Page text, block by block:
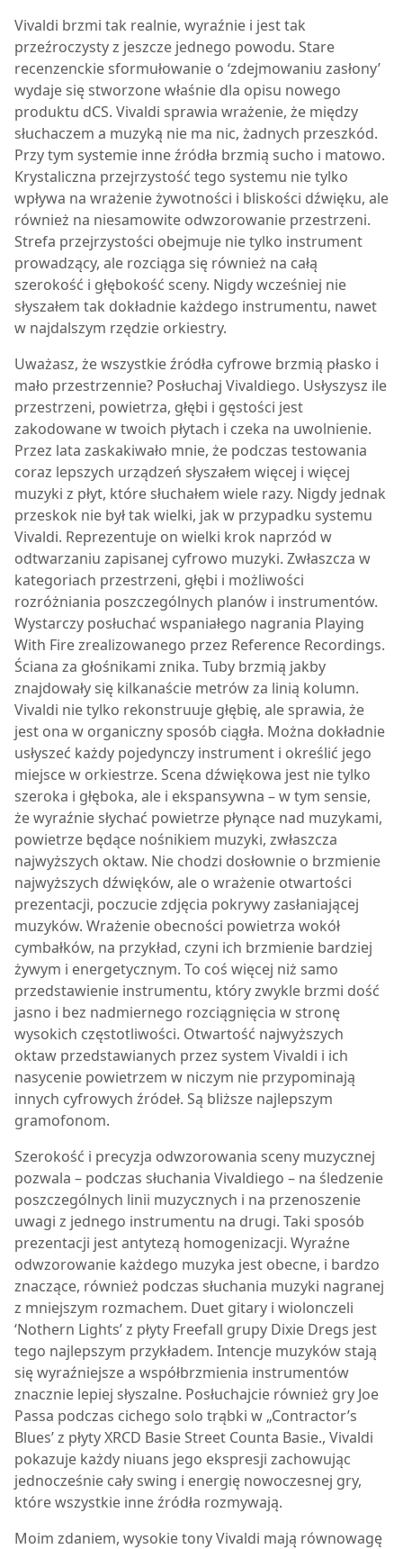
Vivaldi brzmi tak realnie, wyraźnie i jest tak
przeźroczysty z jeszcze jednego powodu. Stare
recenzenckie sformułowanie o ‘zdejmowaniu zasłony’
wydaje się stworzone właśnie dla opisu nowego
produktu dCS. Vivaldi sprawia wrażenie, że między
słuchaczem a muzyką nie ma nic, żadnych przeszkód.
Przy tym systemie inne źródła brzmią sucho i matowo.
Krystaliczna przejrzystość tego systemu nie tylko
wpływa na wrażenie żywotności i bliskości dźwięku, ale
również na niesamowite odwzorowanie przestrzeni.
Strefa przejrzystości obejmuje nie tylko instrument
prowadzący, ale rozciąga się również na całą
szerokość i głębokość sceny. Nigdy wcześniej nie
słyszałem tak dokładnie każdego instrumentu, nawet
w najdalszym rzędzie orkiestry.
Uważasz, że wszystkie źródła cyfrowe brzmią płasko i
mało przestrzennie? Posłuchaj Vivaldiego. Usłyszysz ile
przestrzeni, powietrza, głębi i gęstości jest
zakodowane w twoich płytach i czeka na uwolnienie.
Przez lata zaskakiwało mnie, że podczas testowania
coraz lepszych urządzeń słyszałem więcej i więcej
muzyki z płyt, które słuchałem wiele razy. Nigdy jednak
przeskok nie był tak wielki, jak w przypadku systemu
Vivaldi. Reprezentuje on wielki krok naprzód w
odtwarzaniu zapisanej cyfrowo muzyki. Zwłaszcza w
kategoriach przestrzeni, głębi i możliwości
rozróżniania poszczególnych planów i instrumentów.
Wystarczy posłuchać wspaniałego nagrania Playing
With Fire zrealizowanego przez Reference Recordings.
Ściana za głośnikami znika. Tuby brzmią jakby
znajdowały się kilkanaście metrów za linią kolumn.
Vivaldi nie tylko rekonstruuje głębię, ale sprawia, że
jest ona w organiczny sposób ciągła. Można dokładnie
usłyszeć każdy pojedynczy instrument i określić jego
miejsce w orkiestrze. Scena dźwiękowa jest nie tylko
szeroka i głęboka, ale i ekspansywna – w tym sensie,
że wyraźnie słychać powietrze płynące nad muzykami,
powietrze będące nośnikiem muzyki, zwłaszcza
najwyższych oktaw. Nie chodzi dosłownie o brzmienie
najwyższych dźwięków, ale o wrażenie otwartości
prezentacji, poczucie zdjęcia pokrywy zasłaniającej
muzyków. Wrażenie obecności powietrza wokół
cymbałków, na przykład, czyni ich brzmienie bardziej
żywym i energetycznym. To coś więcej niż samo
przedstawienie instrumentu, który zwykle brzmi dość
jasno i bez nadmiernego rozciągnięcia w stronę
wysokich częstotliwości. Otwartość najwyższych
oktaw przedstawianych przez system Vivaldi i ich
nasycenie powietrzem w niczym nie przypominają
innych cyfrowych źródeł. Są bliższe najlepszym
gramofonom.
Szerokość i precyzja odwzorowania sceny muzycznej
pozwala – podczas słuchania Vivaldiego – na śledzenie
poszczególnych linii muzycznych i na przenoszenie
uwagi z jednego instrumentu na drugi. Taki sposób
prezentacji jest antytezą homogenizacji. Wyraźne
odwzorowanie każdego muzyka jest obecne, i bardzo
znaczące, również podczas słuchania muzyki nagranej
z mniejszym rozmachem. Duet gitary i wiolonczeli
‘Nothern Lights’ z płyty Freefall grupy Dixie Dregs jest
tego najlepszym przykładem. Intencje muzyków stają
się wyraźniejsze a współbrzmienia instrumentów
znacznie lepiej słyszalne. Posłuchajcie również gry Joe
Passa podczas cichego solo trąbki w „Contractor’s
Blues’ z płyty XRCD Basie Street Counta Basie., Vivaldi
pokazuje każdy niuans jego ekspresji zachowując
jednocześnie cały swing i energię nowoczesnej gry,
które wszystkie inne źródła rozmywają.
Moim zdaniem, wysokie tony Vivaldi mają równowagę